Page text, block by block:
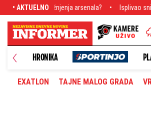
• AKTUELNO
Isplivao snimak sa kamera zapaljenog
HRONIKA
EXATLON TAJNE MALOG GRADA